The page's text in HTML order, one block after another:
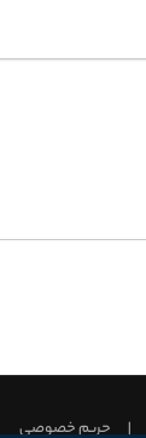
| حریم خصوصی